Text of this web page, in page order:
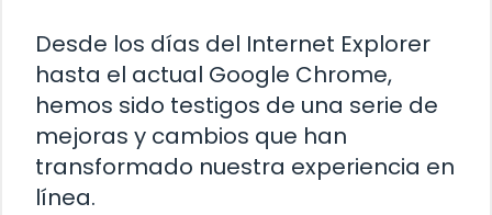
Desde los días del Internet Explorer
hasta el actual Google Chrome,
hemos sido testigos de una serie de
mejoras y cambios que han
transformado nuestra experiencia en
línea.